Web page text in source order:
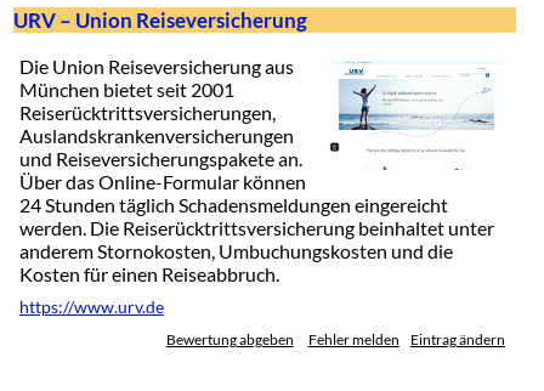
URV – Union Reiseversicherung
Die Union Reiseversicherung aus
München bietet seit 2001
Reiserücktrittsversicherungen,
Auslandskrankenversicherungen
und Reiseversicherungspakete an.
Über das Online-Formular können
24 Stunden täglich Schadensmeldungen eingereicht
werden. Die Reiserücktrittsversicherung beinhaltet unter
anderem Stornokosten, Umbuchungskosten und die
Kosten für einen Reiseabbruch.
https://www.urv.de
Bewertung abgeben Fehler melden Eintrag ändern